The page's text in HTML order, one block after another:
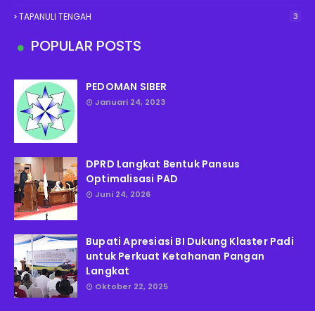
TAPANULI TENGAH 3
POPULAR POSTS
PEDOMAN SIBER
Januari 24, 2023
DPRD Langkat Bentuk Pansus
Optimalisasi PAD
Juni 24, 2026
Bupati Apresiasi BI Dukung Klaster Padi
untuk Perkuat Ketahanan Pangan
Langkat
Oktober 22, 2025